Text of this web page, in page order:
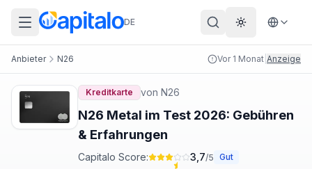
DE Theme
Anbieter N26 Vor 1 Monat Anzeige
Kreditkarte von N26
N26 Metal im Test 2026: Gebühren
& Erfahrungen
Capitalo Score: 3,7/5 Gut